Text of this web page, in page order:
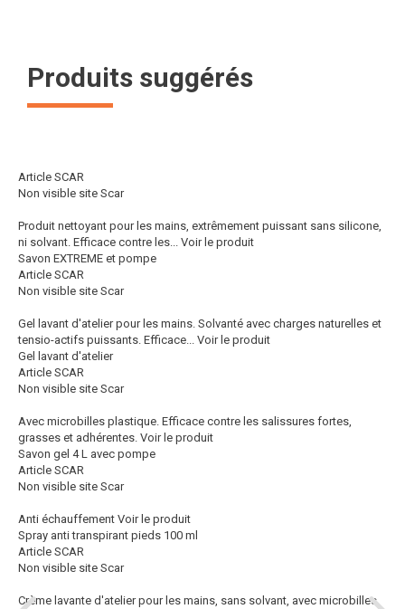
Produits suggérés
Article SCAR
Non visible site Scar
Produit nettoyant pour les mains, extrêmement puissant sans silicone,
ni solvant. Efficace contre les... Voir le produit
Savon EXTREME et pompe
Article SCAR
Non visible site Scar
Gel lavant d'atelier pour les mains. Solvanté avec charges naturelles et
tensio-actifs puissants. Efficace... Voir le produit
Gel lavant d'atelier
Article SCAR
Non visible site Scar
Avec microbilles plastique. Efficace contre les salissures fortes,
grasses et adhérentes. Voir le produit
Savon gel 4 L avec pompe
Article SCAR
Non visible site Scar
Anti échauffement Voir le produit
Spray anti transpirant pieds 100 ml
Article SCAR
Non visible site Scar
Crème lavante d'atelier pour les mains, sans solvant, avec microbilles